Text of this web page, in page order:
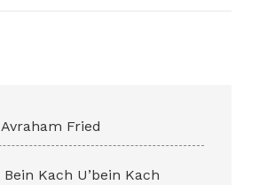
Avraham Fried
Bein Kach U’bein Kach